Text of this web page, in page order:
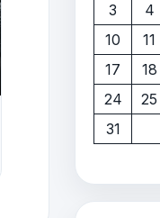
3
4
10
11
17
18
24
25
31